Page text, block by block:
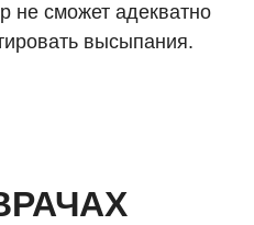
не сможет адекватно
высыпания.